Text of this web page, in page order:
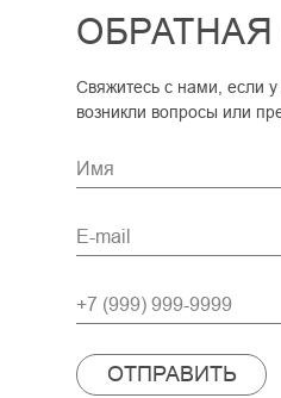
Свяжитесь с нами, если
возникли вопросы или
ОТПРАВИТЬ